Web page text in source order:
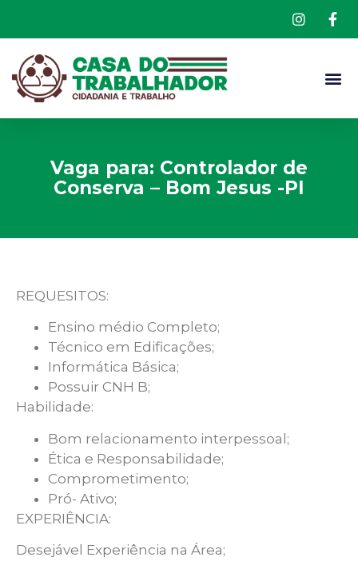
Vaga para: Controlador de
Conserva – Bom Jesus -PI
REQUESITOS:
Ensino médio Completo;
Técnico em Edificações;
Informática Básica;
Possuir CNH B;
Habilidade:
Bom relacionamento interpessoal;
Ética e Responsabilidade;
Comprometimento;
Pró- Ativo;
EXPERIÊNCIA:
Desejável Experiência na Área;